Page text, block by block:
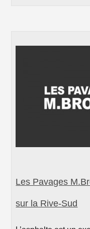
Les Pavages
sur la Rive-Sud